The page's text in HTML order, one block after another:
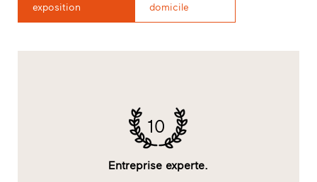
exposition
domicile
10
Entreprise experte.